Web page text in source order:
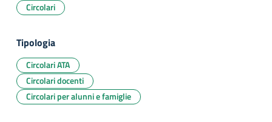
Circolari
Tipologia
Circolari ATA
Circolari docenti
Circolari per alunni e famiglie